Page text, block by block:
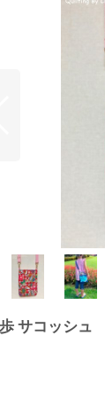
歩 サコッシ